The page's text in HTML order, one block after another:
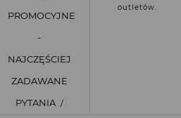
PROMOCYJNE
-
NAJCZĘŚCIEJ
ZADAWANE
PYTANIA
outletów.